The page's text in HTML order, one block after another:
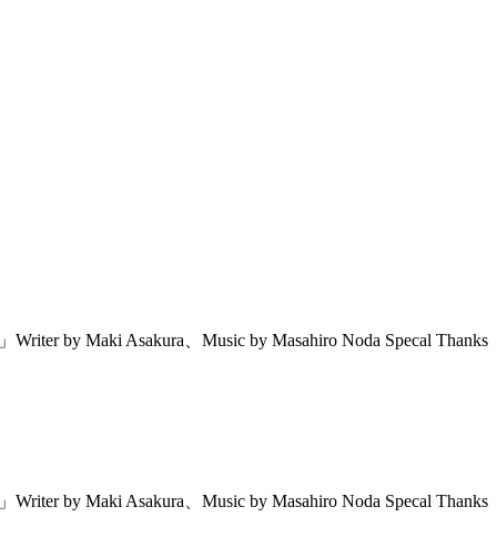
by Maki Asakura、Music by Masahiro Noda Specal Thanks
by Maki Asakura、Music by Masahiro Noda Specal Thanks